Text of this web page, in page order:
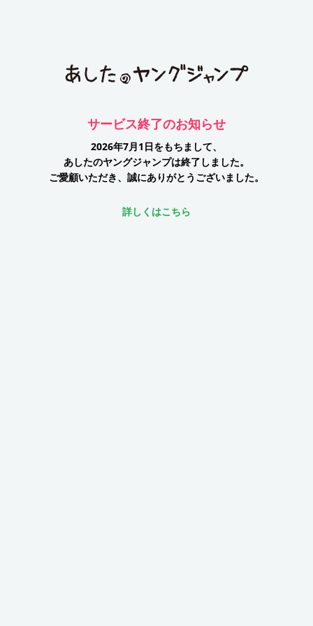
サービス終了のお知らせ
2026年7月1日をもちまして、
あしたのヤングジャンプは終了しました。
ご愛顧いただき、誠にありがとうございました。
詳しくはこちら